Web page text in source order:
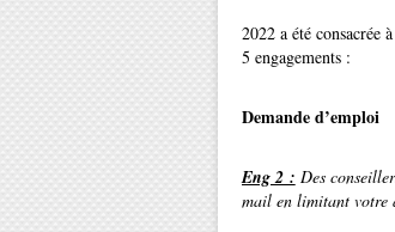
2022 a été consacrée
5 engagements :
Demande d’emploi
Eng 2 : Des
mail en limitant votre